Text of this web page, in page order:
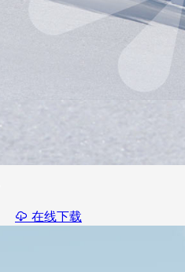
在线下载